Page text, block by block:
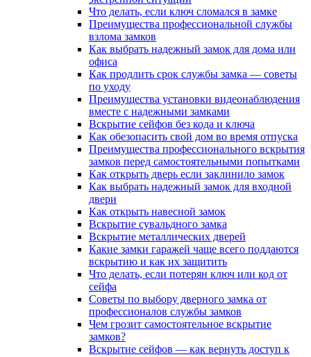
Что делать, если ключ сломался в замке
Преимущества профессиональной службы
взлома замков
Как выбрать надежный замок для дома или
офиса
Как продлить срок службы замка — советы
по уходу
Преимущества установки видеонаблюдения
вместе с надежными замками
Вскрытие сейфов без кода и ключа
Как обезопасить свой дом во время отпуска
Преимущества профессионального вскрытия
замков перед самостоятельными попытками
Как открыть дверь если заклинило замок
Как выбрать надежный замок для входной
двери
Как открыть навесной замок
Вскрытие сувальдного замка
Вскрытие металлических дверей
Какие замки гаражей чаще всего поддаются
вскрытию и как их защитить
Что делать, если потерян ключ или код от
сейфа
Советы по выбору дверного замка от
профессионалов службы замков
Чем грозит самостоятельное вскрытие
замков?
Вскрытие сейфов — как вернуть доступ к